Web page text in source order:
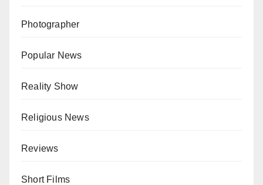
Photographer
Popular News
Reality Show
Religious News
Reviews
Short Films